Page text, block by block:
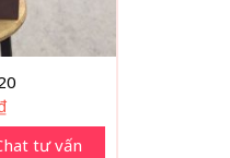
tư vấn